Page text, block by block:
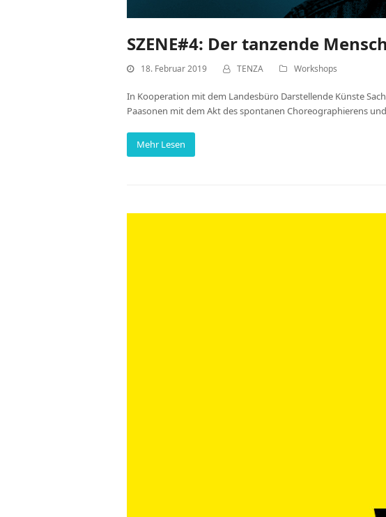
SZENE#4: Der tanzende Mensch
18. Februar 2019 TENZA Workshops
In Kooperation mit dem Landesbüro Darstellende Künste
Paasonen mit dem Akt des spontanen Choreographierens
Mehr Lesen